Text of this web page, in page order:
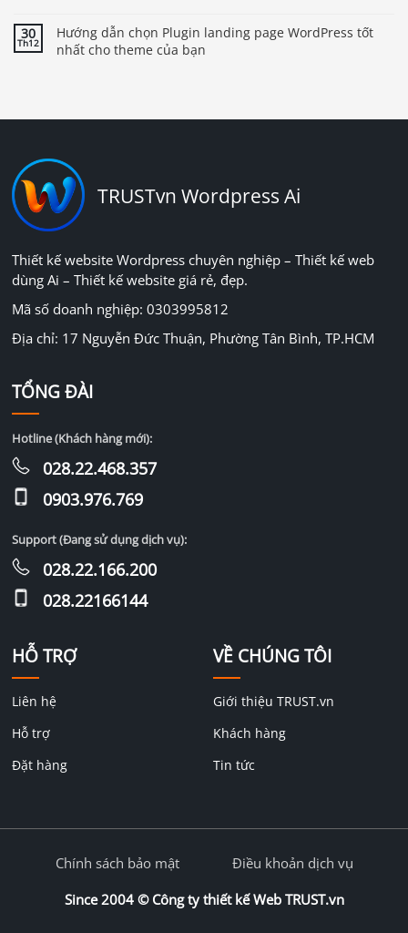
30
Th12
Hướng dẫn chọn Plugin landing page WordPress tốt
nhất cho theme của bạn
TRUSTvn Wordpress Ai
Thiết kế website Wordpress chuyên nghiệp – Thiết kế web
dùng Ai – Thiết kế website giá rẻ, đẹp.
Mã số doanh nghiệp: 0303995812
Địa chỉ: 17 Nguyễn Đức Thuận, Phường Tân Bình, TP.HCM
HỖ TRỢ
Liên hệ
Hỗ trợ
Đặt hàng
VỀ CHÚNG TÔI
Giới thiệu TRUST.vn
Khách hàng
Tin tức
TỔNG ĐÀI
Hotline (Khách hàng mới):
028.22.468.357
0903.976.769
Support (Đang sử dụng dịch vụ):
028.22.166.200
028.22166144
Since 2004 © Công ty thiết kế Web TRUST.vn
Chính sách bảo mật Điều khoản dịch vụ